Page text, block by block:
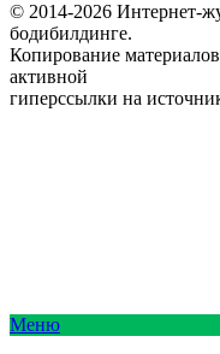
© 2014-2026 Интернет-
бодибилдинге.
Копирование
активной
гиперссылки на
Меню